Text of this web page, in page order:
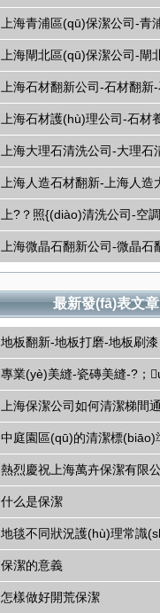
浦區(qū)保潔公司
上海青浦區(qū)保潔公司-青
海保潔公司
上海閘北區(qū)保潔公司-閘
北區(qū)保潔公司
上海石材翻新公司-石材翻新
材護(hù)理
上海石材護(hù)理公司-石材
(hù)-石材翻新-石材護(hù)理
上海大理石清洗公司-大理石
(hù)理-大理石晶面護(hù)理
上海人造石材翻新-上海人造
(hù)理
上?？照{(diào)清洗公司-
空調(diào)維修-空調(diào)
業(yè)空調(diào)清洗
上海微晶石翻新公司-微晶石
洗-微晶石護(hù)理
最新發(fā)表文章
地板翻新-地板打磨-地板刷漆
專業(yè)美縫-瓷磚美縫-?；
美縫
上海保潔公司如何清潔梯間
中庭園區(qū)的清潔標(biāo)
熱烈慶祝上海萬卉保潔有限
網(wǎng)站
什么是保潔
地毯不同狀況護(hù)理常識
保潔的意義
怎樣做好開荒保潔